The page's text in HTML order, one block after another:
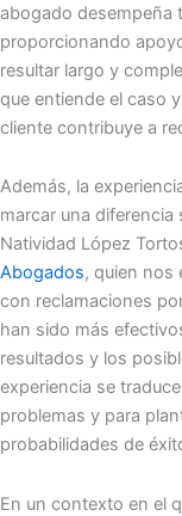
abogado desempeña
proporcionando
resultar largo y
que entiende el caso
cliente contribuye a
Además, la
marcar una
Natividad López
Abogados, quien nos
con reclamaciones
han sido más
resultados y los
experiencia se
problemas y para
probabilidades de
En un contexto en el